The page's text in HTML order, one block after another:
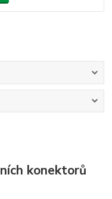
konektorů